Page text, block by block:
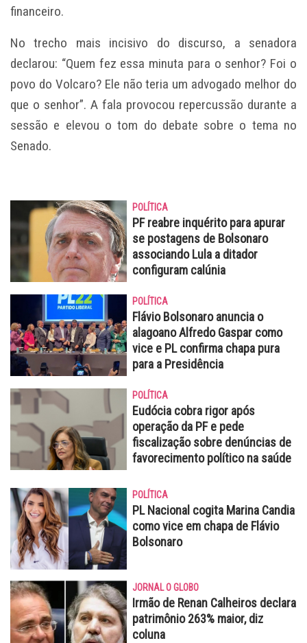
financeiro.
No trecho mais incisivo do discurso, a senadora
declarou: “Quem fez essa minuta para o senhor? Foi o
povo do Volcaro? Ele não teria um advogado melhor do
que o senhor”. A fala provocou repercussão durante a
sessão e elevou o tom do debate sobre o tema no
Senado.
POLÍTICA
PF reabre inquérito para apurar
se postagens de Bolsonaro
associando Lula a ditador
configuram calúnia
POLÍTICA
Flávio Bolsonaro anuncia o
alagoano Alfredo Gaspar como
vice e PL confirma chapa pura
para a Presidência
POLÍTICA
Eudócia cobra rigor após
operação da PF e pede
fiscalização sobre denúncias de
favorecimento político na saúde
POLÍTICA
PL Nacional cogita Marina Candia
como vice em chapa de Flávio
Bolsonaro
JORNAL O GLOBO
Irmão de Renan Calheiros declara
patrimônio 263% maior, diz
coluna